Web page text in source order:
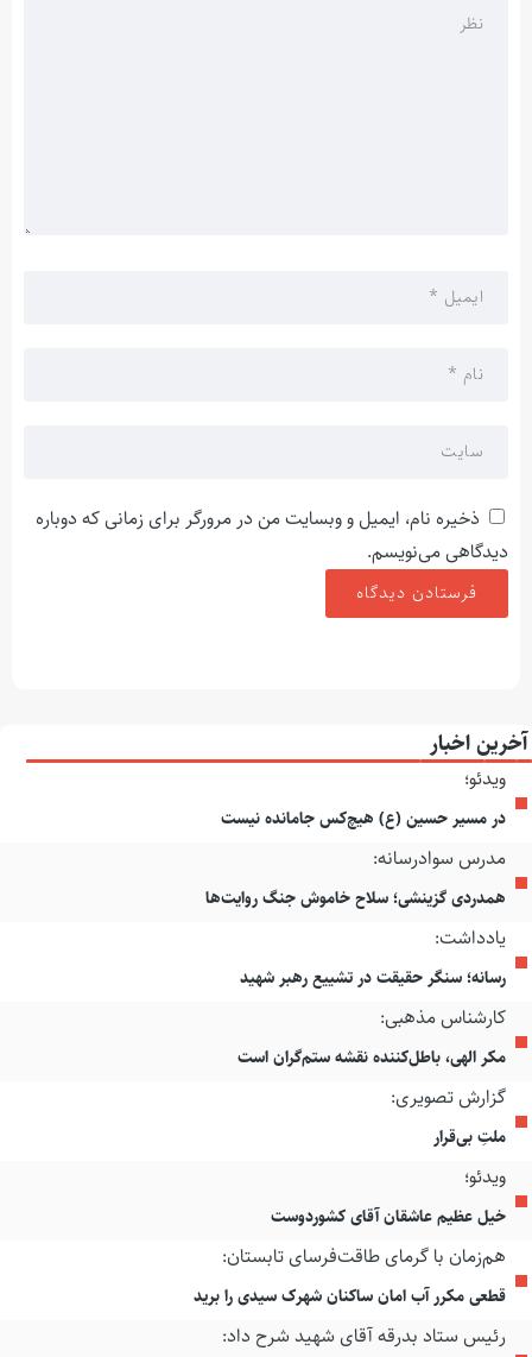
ذخیره نام، ایمیل و وبسایت من در مرورگر برای زمانی که دوباره
دیدگاهی می‌نویسم.
آخرین اخبار
ویدئو؛
در مسیر حسین (ع) هیچ‌کس جامانده نیست
مدرس سوادرسانه:
همدردی گزینشی؛ سلاح خاموش جنگ روایت‌ها
یادداشت:
رسانه؛ سنگر حقیقت در تشییع رهبر شهید
کارشناس مذهبی:
مکر الهی، باطل‌کننده نقشه ستم‌گران است
گزارش تصویری:
ملتِ بی‌قرار
ویدئو؛
خیل عظیم عاشقان آقای کشوردوست
هم‌زمان با گرمای طاقت‌فرسای تابستان:
قطعی مکرر آب امان ساکنان شهرک سیدی را برید
رئیس ستاد بدرقه آقای شهید شرح داد: